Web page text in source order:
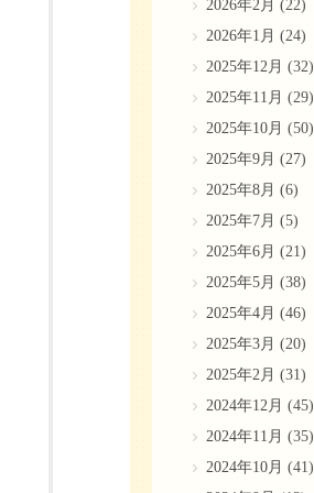
2026年2月 (22)
2026年1月 (24)
2025年12月 (32)
2025年11月 (29)
2025年10月 (50)
2025年9月 (27)
2025年8月 (6)
2025年7月 (5)
2025年6月 (21)
2025年5月 (38)
2025年4月 (46)
2025年3月 (20)
2025年2月 (31)
2024年12月 (45)
2024年11月 (35)
2024年10月 (41)